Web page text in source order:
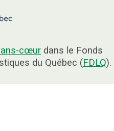
cœur dans le Fonds
du Québec (FDLQ).